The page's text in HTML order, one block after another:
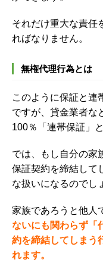
それだけ重大な責任
ればなりません。
無権代理行為とは
このように保証と連
ですが、 貸金業者な
100％「連帯保証」
では、もし自分の家
保証契約を締結して
な扱いになるのでし
家族であろうと他人
ないにも関わらず「
約を締結してしまう
れます。